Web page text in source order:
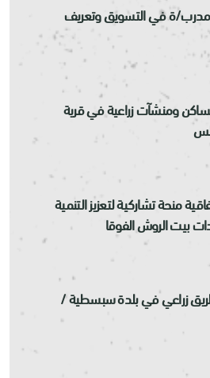
مدرب/ة في التسويق وتعريف
ومنشآت زراعية في قرية
منحة تشاركية لتعزيز التنمية
بيت الروش الفوقا
زراعي في بلدة سبسطية /